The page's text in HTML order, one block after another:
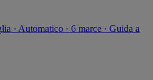
· Automatico · 6 marce · Guida a